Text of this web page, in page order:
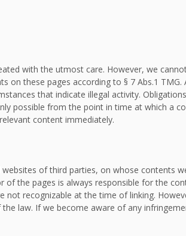
with the utmost care. However, we
on these pages according to § 7 Abs.1
that indicate illegal activity.
possible from the point in time at which a
content immediately.
of third parties, on whose contents
of the pages is always responsible for the
not recognizable at the time of linking.
law. If we become aware of any